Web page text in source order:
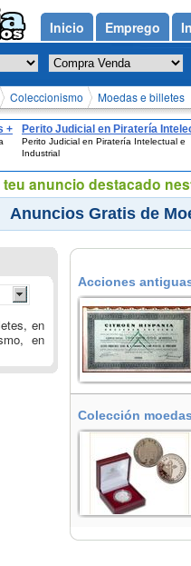
Coleccionismo Moedas e billetes
+
Perito Judicial en Piratería
Industrial
Perito Judicial en Piratería Intelectual e
Industrial
Anuncios Gratis de
Acciones
Colección
en
en
Inicio Emprego
teu anuncio destacado